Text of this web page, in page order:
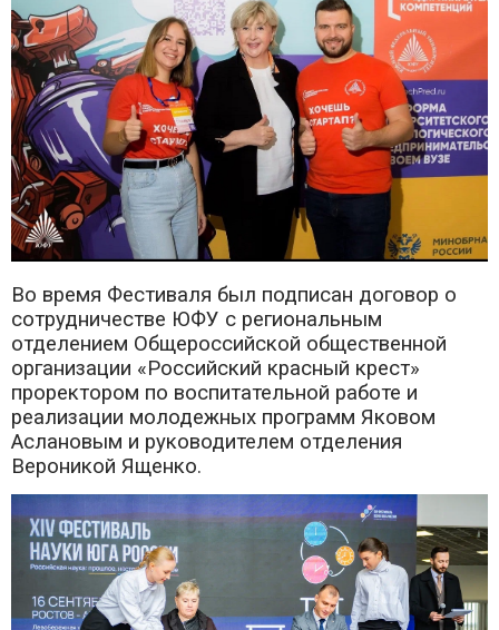
Во время Фестиваля был подписан договор о
сотрудничестве ЮФУ с региональным
отделением Общероссийской общественной
организации «Российский красный крест»
проректором по воспитательной работе и
реализации молодежных программ Яковом
Аслановым и руководителем отделения
Вероникой Ященко.